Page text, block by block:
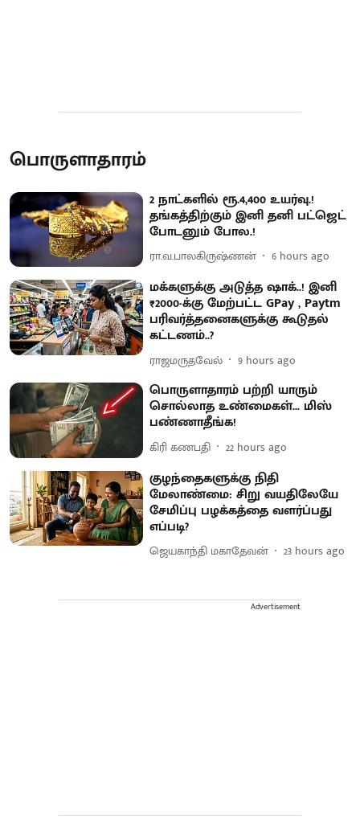
பொருளாதாரம்
2 நாட்களில் ரூ.4,400 உயர்வு.!
தங்கத்திற்கும் இனி தனி பட்ஜெட்
போடனும் போல.!
ரா.வ.பாலகிருஷ்ணன் 6 hours ago
மக்களுக்கு அடுத்த ஷாக்..! இனி
₹2000-க்கு மேற்பட்ட GPay , Paytm
பரிவர்த்தனைகளுக்கு கூடுதல்
கட்டணம்..?
ராஜமருதவேல் 9 hours ago
பொருளாதாரம் பற்றி யாரும்
சொல்லாத உண்மைகள்... மிஸ்
பண்ணாதீங்க!
கிரி கணபதி 22 hours ago
குழந்தைகளுக்கு நிதி
மேலாண்மை: சிறு வயதிலேயே
சேமிப்பு பழக்கத்தை வளர்ப்பது
எப்படி?
ஜெயகாந்தி மகாதேவன் 23 hours ago
Advertisement